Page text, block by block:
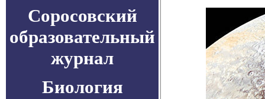
Соросовский
образовательный
журнал
Биология